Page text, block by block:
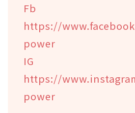
Fb
https://
power
IG
https://
power